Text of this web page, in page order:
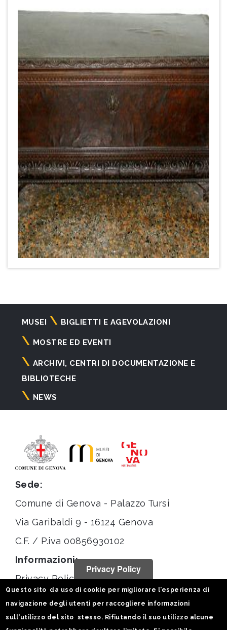
Navigazione
principale
MUSEI BIGLIETTI E AGEVOLAZIONI
MOSTRE ED EVENTI
ARCHIVI, CENTRI DI DOCUMENTAZIONE E
BIBLIOTECHE
NEWS
Sede:
Comune di Genova - Palazzo Tursi
Via Garibaldi 9 - 16124 Genova
C.F. / P.iva 00856930102
Informazioni:
Privacy Policy
Statistiche
Privacy Policy
Questo sito da uso di cookie per migliorare l'esperienza di
navigazione degli utenti per raccogliere informazioni
sull'utilizzo del sito stesso. Rifiutando il suo utilizzo alcune